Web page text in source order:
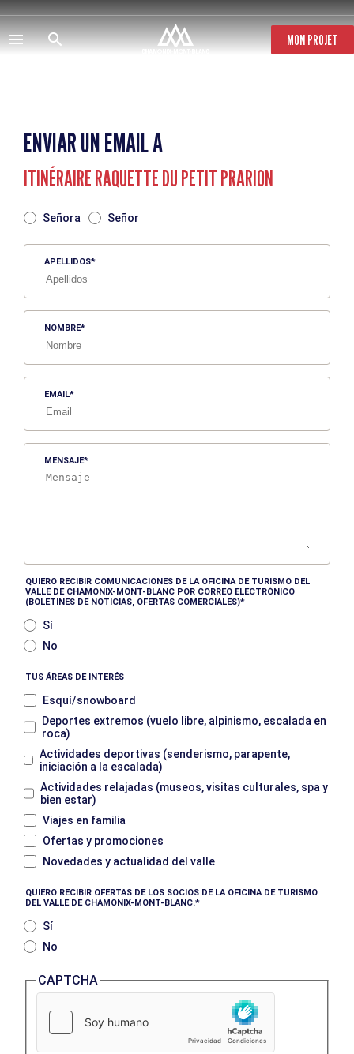
Pasar
al
contenido
principal
MON PROJET
ENVIAR UN EMAIL A
ITINÉRAIRE RAQUETTE DU PETIT PRARION
Señora Señor
APELLIDOS
NOMBRE
EMAIL
MENSAJE
QUIERO RECIBIR COMUNICACIONES DE LA OFICINA DE TURISMO DEL
VALLE DE CHAMONIX-MONT-BLANC POR CORREO ELECTRÓNICO
(BOLETINES DE NOTICIAS, OFERTAS COMERCIALES)
Sí
No
TUS ÁREAS DE INTERÉS
Esquí/snowboard
Deportes extremos (vuelo libre, alpinismo, escalada en
roca)
Actividades deportivas (senderismo, parapente,
iniciación a la escalada)
Actividades relajadas (museos, visitas culturales, spa y
bien estar)
Viajes en familia
Ofertas y promociones
Novedades y actualidad del valle
QUIERO RECIBIR OFERTAS DE LOS SOCIOS DE LA OFICINA DE TURISMO
DEL VALLE DE CHAMONIX-MONT-BLANC.
Sí
No
CAPTCHA